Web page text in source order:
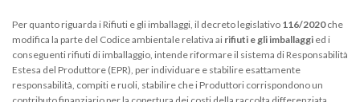
Per quanto riguarda i Rifiuti e gli imballaggi, il decreto legislativo 116/2020che
modifica la parte del Codice ambientale relativa ai rifiuti e gli imballaggi ed i
conseguenti rifiuti di imballaggio, intende riformare il sistema di Responsabilità
Estesa del Produttore (EPR), per individuare e stabilire esattamente
responsabilità, compiti e ruoli, stabilire che i Produttori corrispondono un